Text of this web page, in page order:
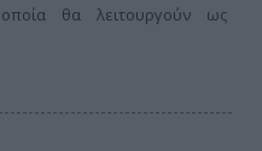
θα λειτουργούν ως